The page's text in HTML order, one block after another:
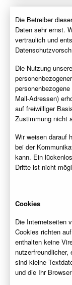
Die Betreiber
Daten sehr ernst.
vertraulich und
Die Nutzung
Mail-Adressen)
auf freiwilliger
Zustimmung nicht
Wir weisen darauf
bei der
kann. Ein
Dritte ist nicht
Cookies
Die Internetseiten
Cookies richten
enthalten keine
sind kleine
und die Ihr